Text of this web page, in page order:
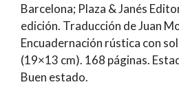
basado
la
película
de
Barcelona; Plaza & Janés
edición. Traducción de Juan
Encuadernación rústica con
(19×13 cm). 168 páginas.
Buen estado.